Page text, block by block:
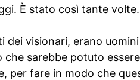
È stato così tante
visionari, erano
sarebbe potuto
per fare in modo che